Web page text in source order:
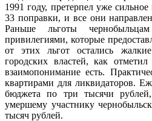
1991 году, претерпел уже
33 поправки, и все они
Раньше льготы
привилегиями, которые
от этих льгот остались
городских властей, как
взаимопонимание есть.
квартирами для ликвидаторов.
бюджета по три тысячи
умершему участнику
тысяч рублей.